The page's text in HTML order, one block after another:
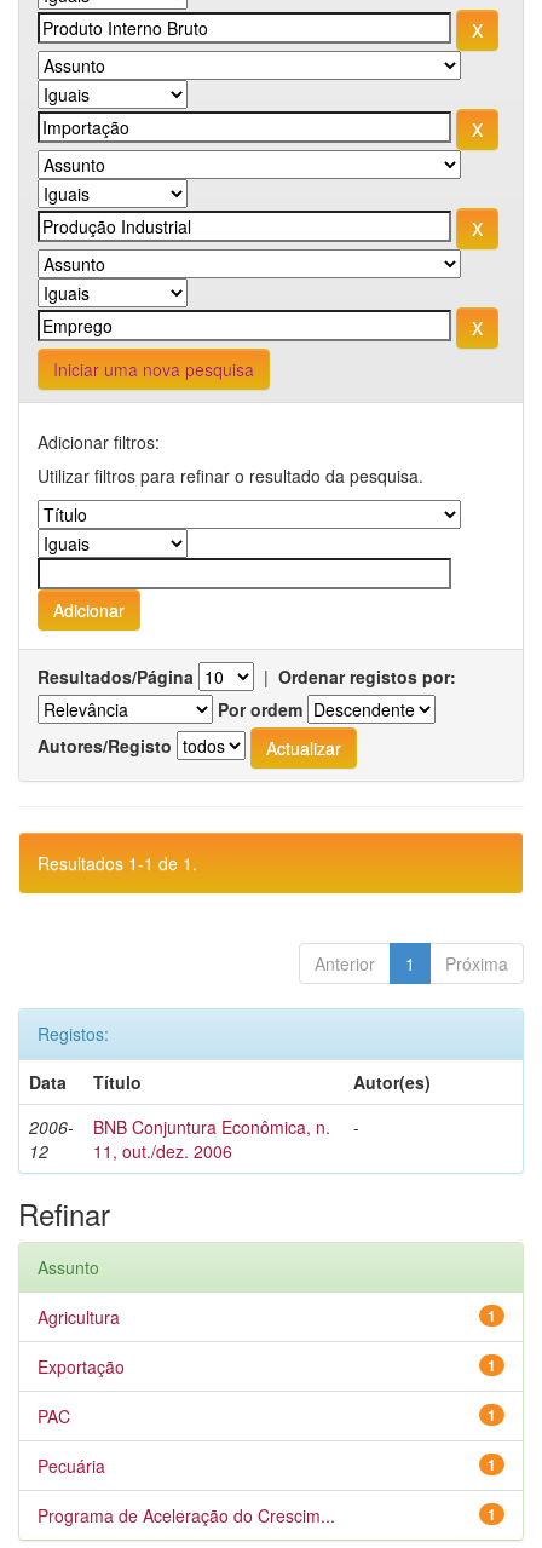
Iniciar uma nova pesquisa
Adicionar filtros:
Utilizar filtros para refinar o resultado da pesquisa.
Resultados/Página | Ordenar registos por:
Por ordem
Autores/Registo
Resultados 1-1 de 1.
Anterior 1 Próxima
Registos:
Data
Título
Autor(es)
2006-
12
BNB Conjuntura Econômica, n.
11, out./dez. 2006
-
Refinar
Assunto
1
Agricultura
1
Exportação
1
PAC
1
Pecuária
1
Programa de Aceleração do Crescim...